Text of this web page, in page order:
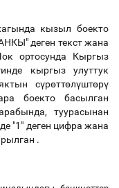
кызыл боекто
деген текст жана
ортосунда Кыргыз
кыргыз улуттук
сүрөттөлүштөрү
боекто басылган
туурасынан
"1" деген цифра жана
.